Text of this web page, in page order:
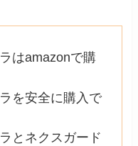
はamazonで購
を安全に購入で
とネクスガード